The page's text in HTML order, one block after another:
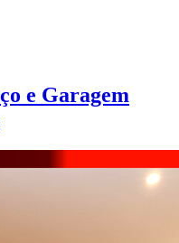
e Garagem